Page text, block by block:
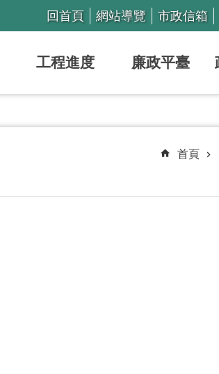
回首頁 網站導覽 市政信箱
工程進度 廉政平臺
首頁